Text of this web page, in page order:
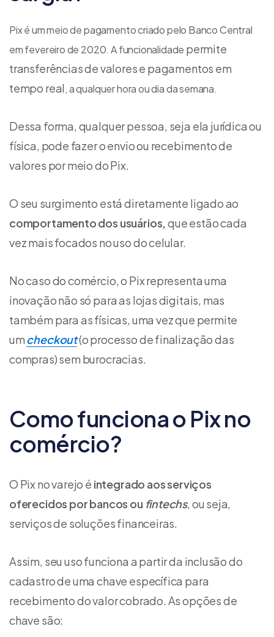
Pix é um meio de pagamento criado pelo Banco Central
em fevereiro de 2020. A funcionalidade permite
transferências de valores e pagamentos em
tempo real, a qualquer hora ou dia da semana.
Dessa forma, qualquer pessoa, seja ela jurídica ou
física, pode fazer o envio ou recebimento de
valores por meio do Pix.
O seu surgimento está diretamente ligado ao
comportamento dos usuários, que estão cada
vez mais focados no uso do celular.
No caso do comércio, o Pix representa uma
inovação não só para as lojas digitais, mas
também para as físicas, uma vez que permite
umcheckout(o processo de finalização das
compras) sem burocracias.
Como funciona o Pix no
comércio?
O Pix no varejo é integrado aos serviços
oferecidos por bancos ou fintechs, ou seja,
serviços de soluções financeiras.
Assim, seu uso funciona a partir da inclusão do
cadastro de uma chave específica para
recebimento do valor cobrado. As opções de
chave são: